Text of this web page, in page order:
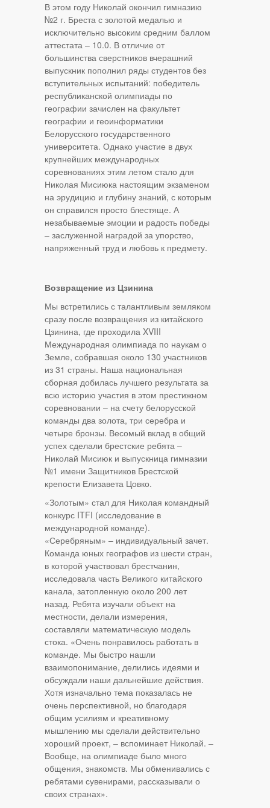
В этом году Николай окончил гимназию
№2 г. Бреста с золотой медалью и
исключительно высоким средним баллом
аттестата – 10.0. В отличие от
большинства сверстников вчерашний
выпускник пополнил ряды студентов без
вступительных испытаний: победитель
республиканской олимпиады по
географии зачислен на факультет
географии и геоинформатики
Белорусского государственного
университета. Однако участие в двух
крупнейших международных
соревнованиях этим летом стало для
Николая Мисиюка настоящим экзаменом
на эрудицию и глубину знаний, с которым
он справился просто блестяще. А
незабываемые эмоции и радость победы
– заслуженной наградой за упорство,
напряженный труд и любовь к предмету.
Возвращение из Цзинина
Мы встретились с талантливым земляком
сразу после возвращения из китайского
Цзинина, где проходила XVIII
Международная олимпиада по наукам о
Земле, собравшая около 130 участников
из 31 страны. Наша национальная
сборная добилась лучшего результата за
всю историю участия в этом престижном
соревновании – на счету белорусской
команды два золота, три серебра и
четыре бронзы. Весомый вклад в общий
успех сделали брестские ребята –
Николай Мисиюк и выпускница гимназии
№1 имени Защитников Брестской
крепости Елизавета Цовко.
«Золотым» стал для Николая командный
конкурс ITFI (исследование в
международной команде).
«Серебряным» – индивидуальный зачет.
Команда юных географов из шести стран,
в которой участвовал брестчанин,
исследовала часть Великого китайского
канала, затопленную около 200 лет
назад. Ребята изучали объект на
местности, делали измерения,
составляли математическую модель
стока. «Очень понравилось работать в
команде. Мы быстро нашли
взаимопонимание, делились идеями и
обсуждали наши дальнейшие действия.
Хотя изначально тема показалась не
очень перспективной, но благодаря
общим усилиям и креативному
мышлению мы сделали действительно
хороший проект, – вспоминает Николай. –
Вообще, на олимпиаде было много
общения, знакомств. Мы обменивались с
ребятами сувенирами, рассказывали о
своих странах».